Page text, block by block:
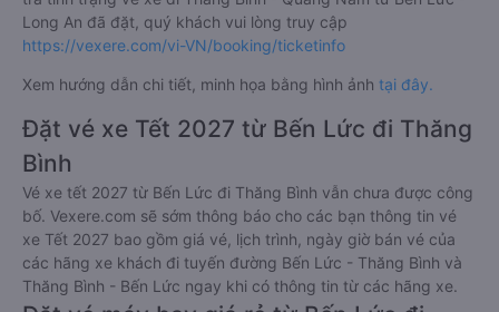
thông tin hành khách khi đặt mua vé xe đi Thăng Bình -
Quảng Nam từ Bến Lức - Long An
Bước 5: Chọn hình thức thanh toán vé phù hợp và tiến hành
thanh toán vé.
Việc đặt mua và thanh toán vé xe khách đi Thăng Bình -
Quảng Nam từ Bến Lức - Long An cũng vô cùng đơn giản,
tiện lợi khi
khác nhau bao gồm:
Thanh toán bằng tiền mặt tại các cửa hàng tiện lợi và
siêu thị gần nhà.
Thanh toán bằng thẻ thanh toán quốc tế (Visa, Master
Card, JCB).